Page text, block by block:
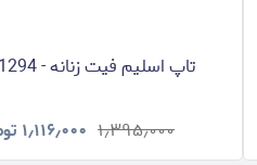
تاپ اسلیم فیت زنانه - 15261294
۱٫۳۹۵٫۰۰۰ ۱٫۱۱۶٫۰۰۰